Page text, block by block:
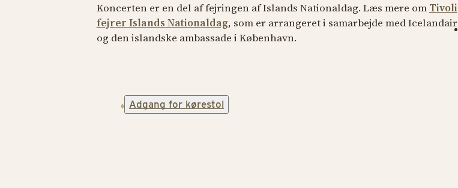
Koncerten er en del af fejringen af Islands Nationaldag. Læs mere om Tivoli
fejrer Islands Nationaldag, som er arrangeret i samarbejde med Icelandair
og den islandske ambassade i København.
Adgang for kørestol